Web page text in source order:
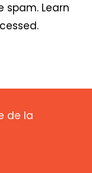
spam. Learn
.
de la